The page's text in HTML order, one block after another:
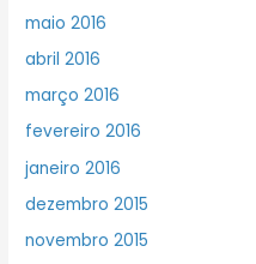
maio 2016
abril 2016
março 2016
fevereiro 2016
janeiro 2016
dezembro 2015
novembro 2015